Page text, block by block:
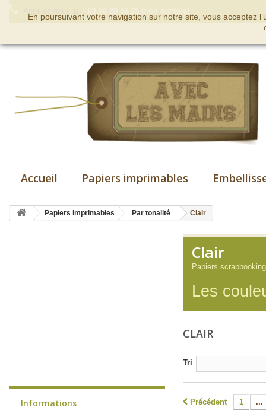
Accueil Papiers imprimables
Papiers imprimables Par tonalité Clair
Informations
Clair
Papiers
Les
CLAIR
Tri --
Précédent 1 ...
En poursuivant votre navigation sur notre site, vous acceptez